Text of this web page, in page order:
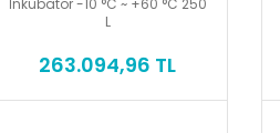
L
263.094,96 TL